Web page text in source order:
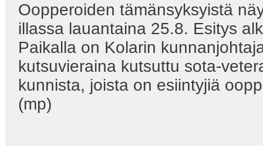
Oopperoiden tämänsyksyistä
illassa lauantaina 25.8. Esitys
Paikalla on Kolarin
kutsuvieraina kutsuttu sota-
kunnista, joista on esiintyjiä
(mp)